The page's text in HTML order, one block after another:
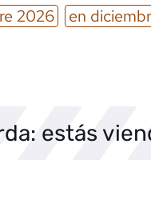
2026 en
estás